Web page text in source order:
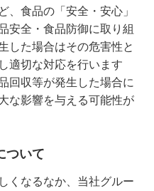
、食品の「安全・安心」
安全・食品防御に取り組
した場合はその危害性と
適切な対応を行います
回収等が発生した場合に
な影響を与える可能性が
ついて
くなるなか、当社グルー